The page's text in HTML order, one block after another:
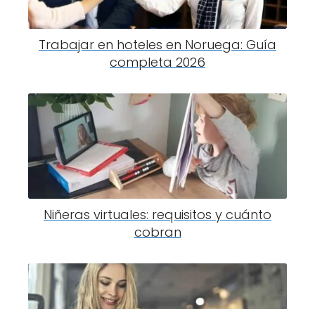
Trabajar en hoteles en Noruega: Guía
completa 2026
Niñeras virtuales: requisitos y cuánto
cobran